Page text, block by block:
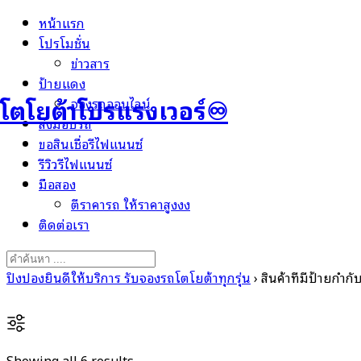
Skip
โตโยต้าโปรแรงเวอร์♾️
หน้าแรก
โปรโมชั่น
ข่าวสาร
ป้ายแดง
จองรถออนไลน์
ส่งมอบรถ
ขอสินเชื่อรีไฟแนนซ์
รีวิวรีไฟแนนซ์
มือสอง
ตีราคารถ ให้ราคาสูงงง
ติดต่อเรา
Search
for:
ปิงปองยินดีให้บริการ รับจองรถโตโยต้าทุกรุ่น›สินค้าที่มีป้ายกำกั